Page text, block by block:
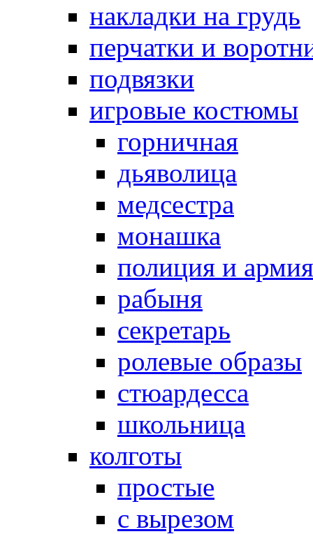
накладки на грудь
перчатки и
подвязки
игровые костюмы
горничная
дьяволица
медсестра
монашка
полиция и армия
рабыня
секретарь
ролевые образы
стюардесса
школьница
колготы
простые
с вырезом